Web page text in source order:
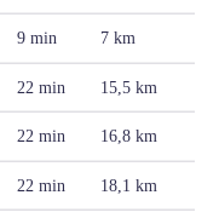
9 min 7 km
22 min 15,5 km
22 min 16,8 km
22 min 18,1 km